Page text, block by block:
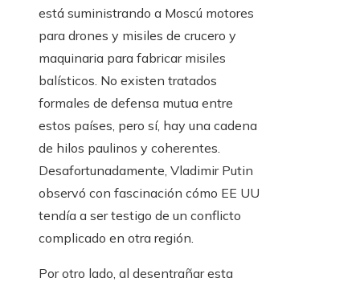
está suministrando a Moscú motores
para drones y misiles de crucero y
maquinaria para fabricar misiles
balísticos. No existen tratados
formales de defensa mutua entre
estos países, pero sí, hay una cadena
de hilos paulinos y coherentes.
Desafortunadamente, Vladimir Putin
observó con fascinación cómo EE UU
tendía a ser testigo de un conflicto
complicado en otra región.
Por otro lado, al desentrañar esta